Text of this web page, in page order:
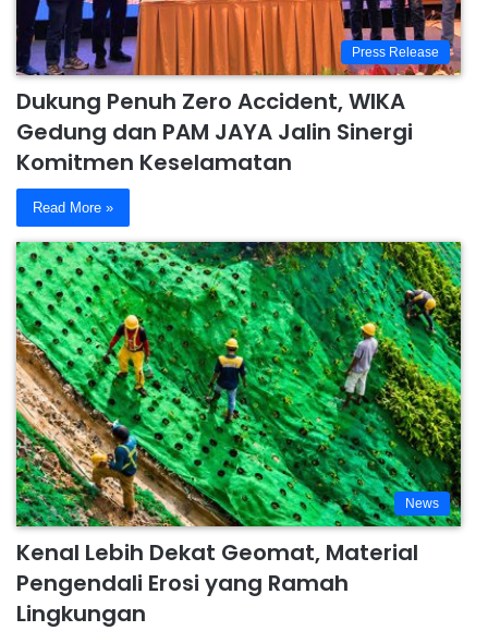
Press Release
Dukung Penuh Zero Accident, WIKA
Gedung dan PAM JAYA Jalin Sinergi
Komitmen Keselamatan
Read More »
News
Kenal Lebih Dekat Geomat, Material
Pengendali Erosi yang Ramah
Lingkungan